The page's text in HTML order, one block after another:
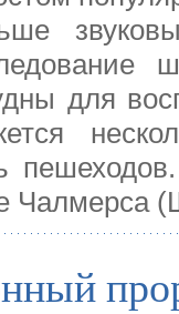
для
Чалмерса